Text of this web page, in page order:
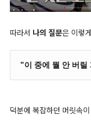
따라서 나의 질문은 이렇
"이 중에 뭘 안 버릴
덕분에 복잡하던 머릿속